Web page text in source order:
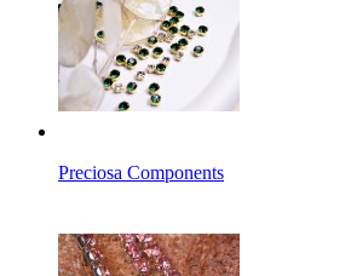
Preciosa Components